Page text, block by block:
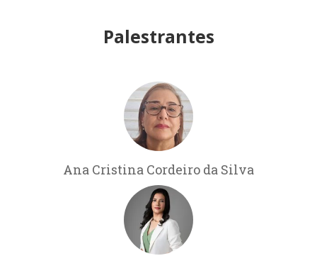
Palestrantes
Ana Cristina Cordeiro da Silva